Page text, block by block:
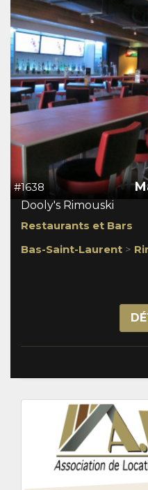
#1638
Dooly's Rimouski
Restaurants et Bars
Bas-Saint-Laurent >